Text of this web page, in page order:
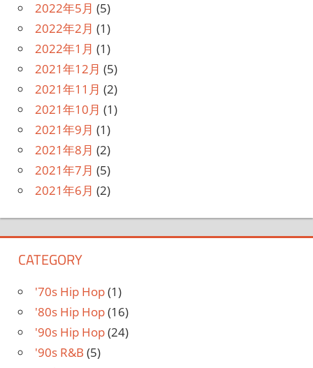
2022年5月 (5)
2022年2月 (1)
2022年1月 (1)
2021年12月 (5)
2021年11月 (2)
2021年10月 (1)
2021年9月 (1)
2021年8月 (2)
2021年7月 (5)
2021年6月 (2)
CATEGORY
'70s Hip Hop(1)
'80s Hip Hop(16)
'90s Hip Hop(24)
'90s R&B (5)